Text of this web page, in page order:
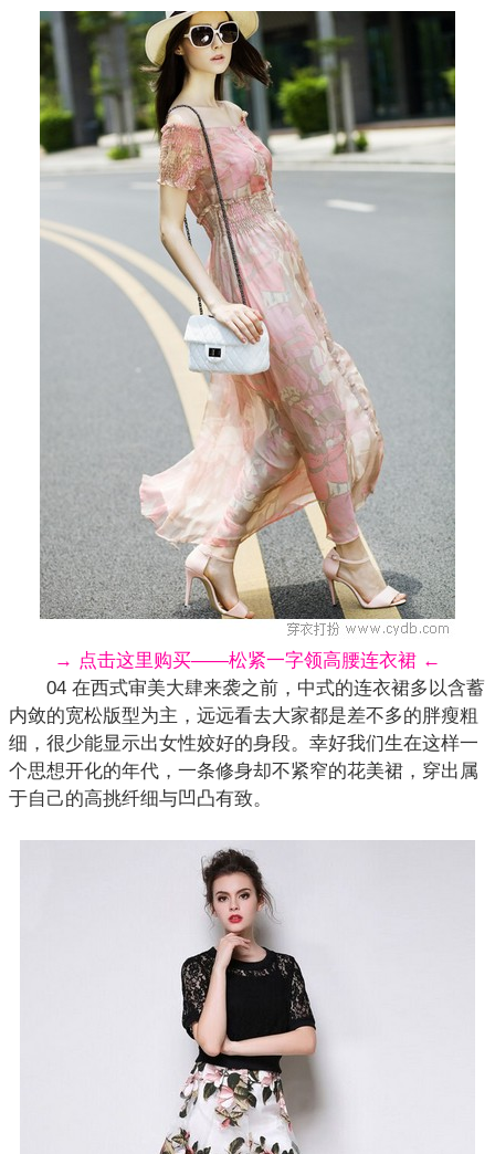
→ 点击这里购买——松紧一字领高腰连衣裙 ←
04 在西式审美大肆来袭之前，中式的连衣裙多以含蓄
内敛的宽松版型为主，远远看去大家都是差不多的胖瘦粗
细，很少能显示出女性姣好的身段。幸好我们生在这样一
个思想开化的年代，一条修身却不紧窄的花美裙，穿出属
于自己的高挑纤细与凹凸有致。